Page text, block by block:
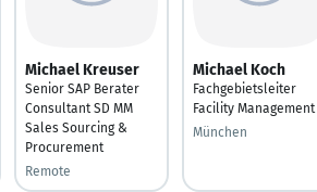
Michael Kreuser
Senior SAP Berater
Consultant SD MM
Sales Sourcing &
Procurement
Remote
Michael Koch
Fachgebietsleiter
Facility Management
München